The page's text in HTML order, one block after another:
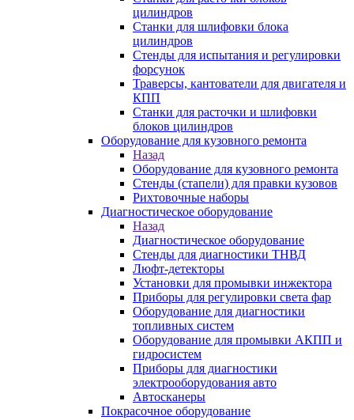
цилиндров
Станки для шлифовки блока
цилиндров
Стенды для испытания и регулировки
форсунок
Траверсы, кантователи для двигателя и
КПП
Станки для расточки и шлифовки
блоков цилиндров
Оборудование для кузовного ремонта
Назад
Оборудование для кузовного ремонта
Стенды (стапели) для правки кузовов
Рихтовочные наборы
Диагностическое оборудование
Назад
Диагностическое оборудование
Стенды для диагностики ТНВД
Люфт-детекторы
Установки для промывки инжектора
Приборы для регулировки света фар
Оборудование для диагностики
топливных систем
Оборудование для промывки АКПП и
гидросистем
Приборы для диагностики
электрооборудования авто
Автосканеры
Покрасочное оборудование